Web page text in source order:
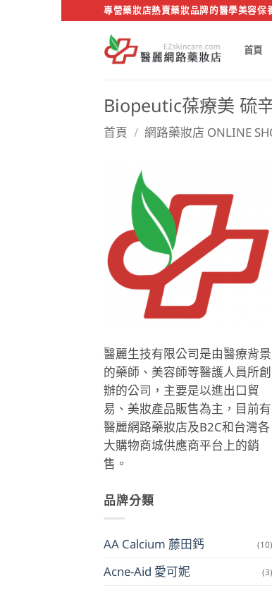
to
專營藥妝店熱賣藥妝品牌的醫學美容保
首頁
Biopeutic葆療美 硫
首頁 / 網路藥妝店 ONLINE
醫麗生技有限公司是由醫療背景
的藥師、美容師等醫護人員所創
辦的公司，主要是以進出口貿
易、美妝產品販售為主，目前有
醫麗網路藥妝店及B2C和台灣各
大購物商城供應商平台上的銷
售。
品牌分類
AA Calcium 藤田鈣 (10)
Acne-Aid 愛可妮 (3)